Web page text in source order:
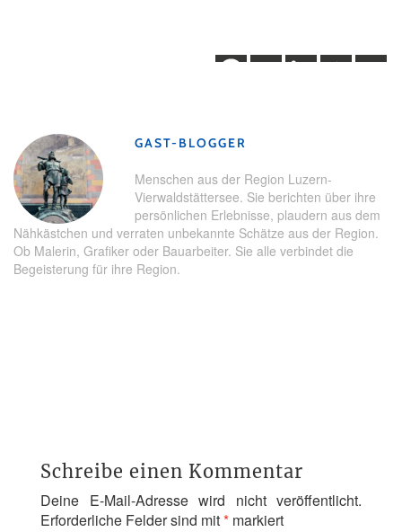
GAST-BLOGGER
Menschen aus der Region Luzern-
Vierwaldstättersee. Sie berichten über ihre
persönlichen Erlebnisse, plaudern aus dem
Nähkästchen und verraten unbekannte Schätze aus der Region.
Ob Malerin, Grafiker oder Bauarbeiter. Sie alle verbindet die
Begeisterung für ihre Region.
Schreibe einen Kommentar
Deine E-Mail-Adresse wird nicht veröffentlicht.
Erforderliche Felder sind mit* markiert